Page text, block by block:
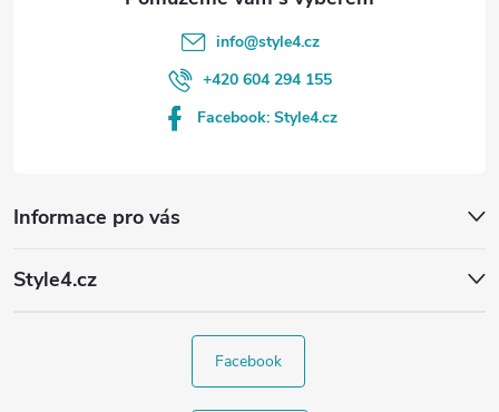
Informace pro vás
Style4.cz
info@style4.cz
+420 604 294 155
Facebook: Style4.cz
Facebook